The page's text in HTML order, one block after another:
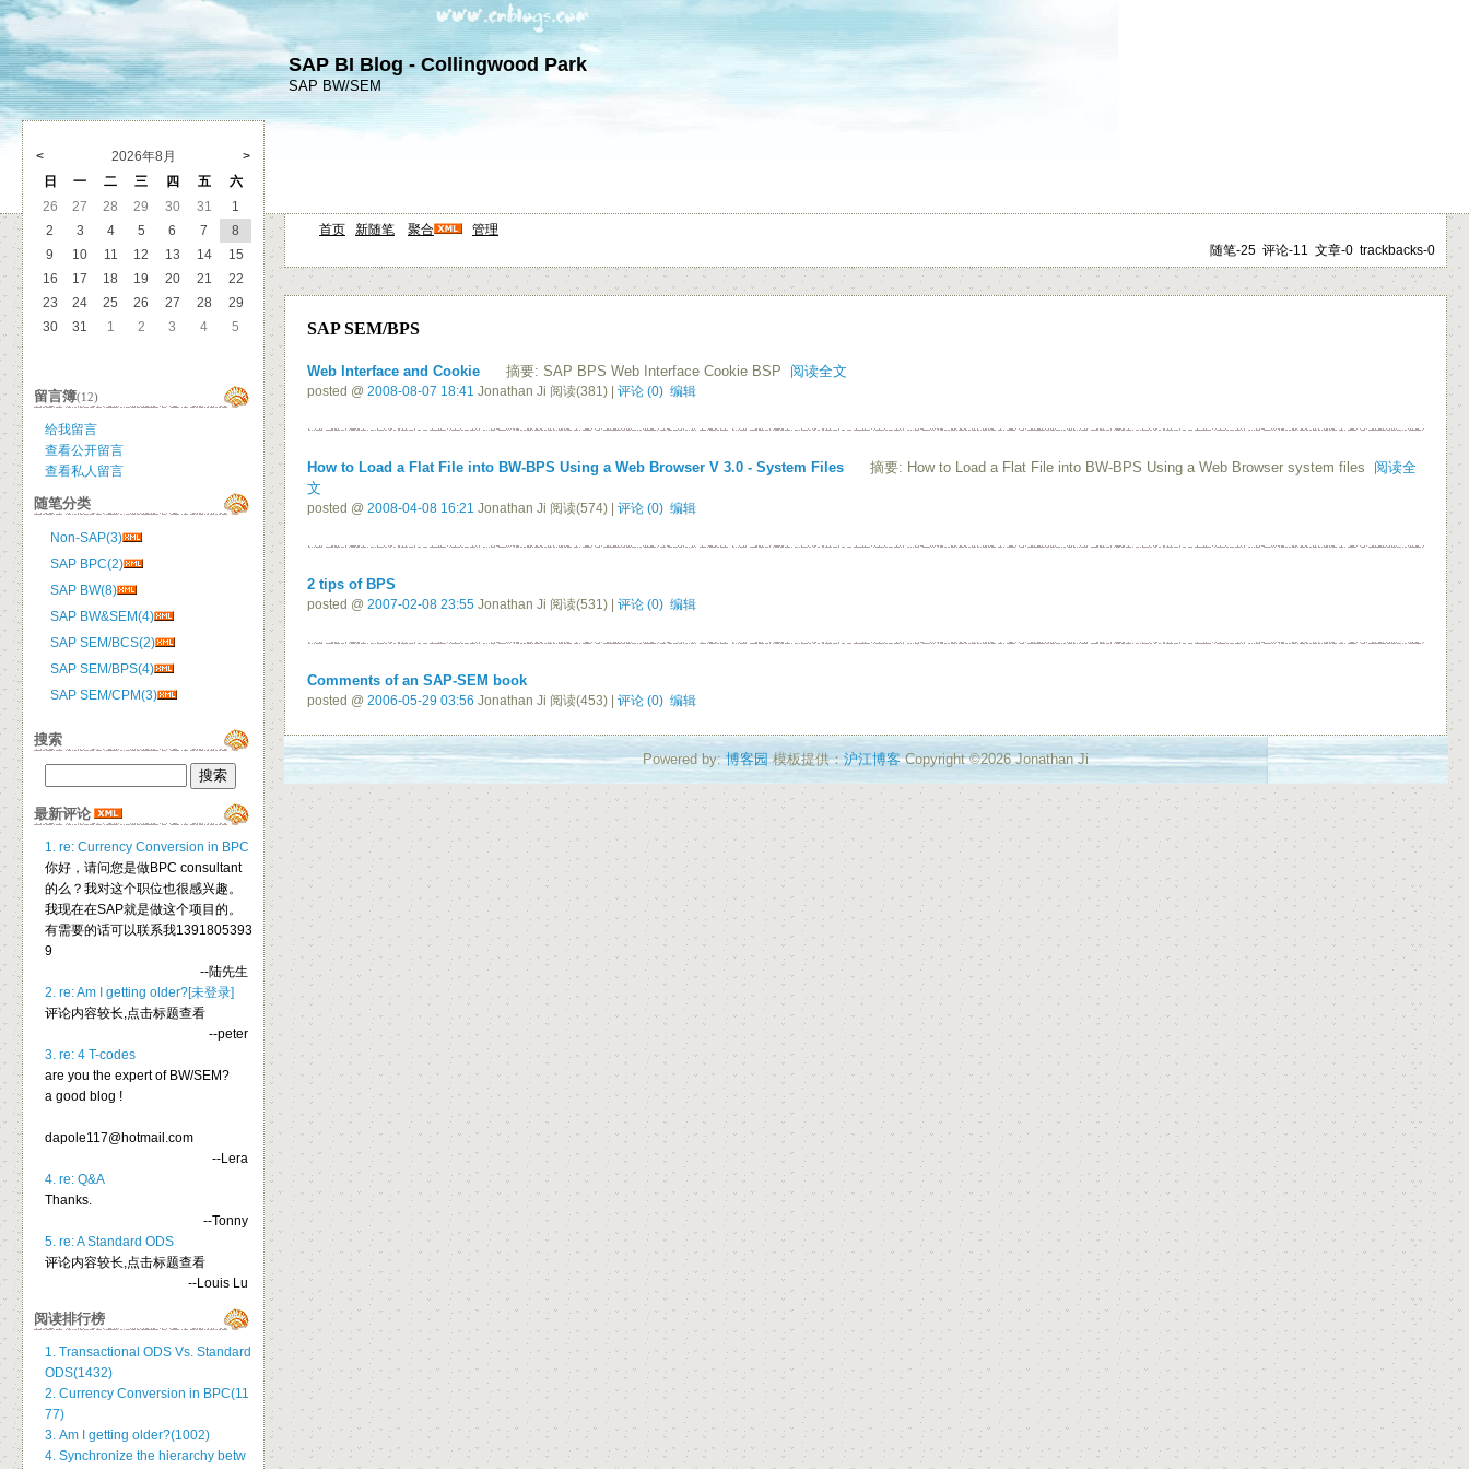
SAP BI Blog - Collingwood Park
SAP BW/SEM
首页 新随笔 聚合
管理
随笔-25 评论-11 文章-0 trackbacks-0
SAP SEM/BPS
Web Interface and Cookie 摘要: SAP BPS Web Interface Cookie BSP 阅读全文
posted @ 2008-08-07 18:41 Jonathan Ji 阅读(381) | 评论 (0) 编辑
How to Load a Flat File into BW-BPS Using a Web Browser V 3.0 - System Files 摘要: How to Load a Flat File into BW-BPS Using a Web Browser system files 阅读全
文
posted @ 2008-04-08 16:21 Jonathan Ji 阅读(574) | 评论 (0) 编辑
2 tips of BPS
posted @ 2007-02-08 23:55 Jonathan Ji 阅读(531) | 评论 (0) 编辑
Comments of an SAP-SEM book
posted @ 2006-05-29 03:56 Jonathan Ji 阅读(453) | 评论 (0) 编辑
< 2026年8月
>
日
一 二 三 四 五
六
26
27 28 29 30 31
1
2
3 4 5 6 7
8
9
10 11 12 13 14
15
16
17 18 19 20 21
22
23
24 25 26 27 28
29
30
31 1 2 3 4 5
留言簿(12)
给我留言
查看公开留言
查看私人留言
随笔分类
Non-SAP(3)
SAP BPC(2)
SAP BW(8)
SAP BW&SEM(4)
SAP SEM/BCS(2)
SAP SEM/BPS(4)
SAP SEM/CPM(3)
搜索
最新评论
1. re: Currency Conversion in BPC
你好，请问您是做BPC consultant
的么？我对这个职位也很感兴趣。
我现在在SAP就是做这个项目的。
有需要的话可以联系我1391805393
9
--陆先生
2. re: Am I getting older?[未登录]
评论内容较长,点击标题查看
--peter
3. re: 4 T-codes
are you the expert of BW/SEM?
a good blog !
dapole117@hotmail.com
--Lera
4. re: Q&A
Thanks.
--Tonny
5. re: A Standard ODS
评论内容较长,点击标题查看
--Louis Lu
阅读排行榜
1. Transactional ODS Vs. Standard
ODS(1432)
2. Currency Conversion in BPC(11
77)
3. Am I getting older?(1002)
4. Synchronize the hierarchy betw
Powered by:博客园模板提供：沪江博客Copyright ©2026 Jonathan Ji